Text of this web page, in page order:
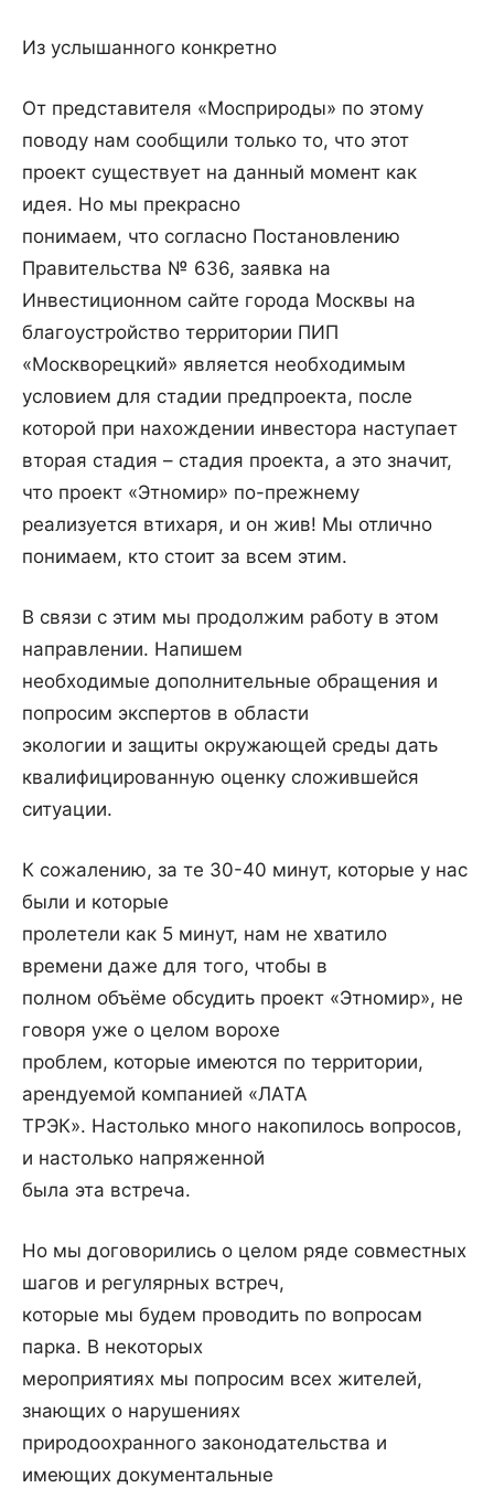
Из услышанного конкретно
От представителя «Мосприроды» по этому
поводу нам сообщили только то, что этот
проект существует на данный момент как
идея. Но мы прекрасно
понимаем, что согласно Постановлению
Правительства № 636, заявка на
Инвестиционном сайте города Москвы на
благоустройство территории ПИП
«Москворецкий» является необходимым
условием для стадии предпроекта, после
которой при нахождении инвестора наступает
вторая стадия – стадия проекта, а это значит,
что проект «Этномир» по-прежнему
реализуется втихаря, и он жив! Мы отлично
понимаем, кто стоит за всем этим.
В связи с этим мы продолжим работу в этом
направлении. Напишем
необходимые дополнительные обращения и
попросим экспертов в области
экологии и защиты окружающей среды дать
квалифицированную оценку сложившейся
ситуации.
К сожалению, за те 30-40 минут, которые у нас
были и которые
пролетели как 5 минут, нам не хватило
времени даже для того, чтобы в
полном объёме обсудить проект «Этномир», не
говоря уже о целом ворохе
проблем, которые имеются по территории,
арендуемой компанией «ЛАТА
ТРЭК». Настолько много накопилось вопросов,
и настолько напряженной
была эта встреча.
Но мы договорились о целом ряде совместных
шагов и регулярных встреч,
которые мы будем проводить по вопросам
парка. В некоторых
мероприятиях мы попросим всех жителей,
знающих о нарушениях
природоохранного законодательства и
имеющих документальные